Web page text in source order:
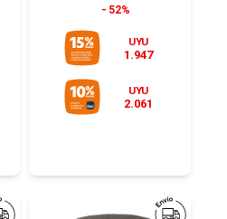
52%
UYU
1.947
UYU
2.061